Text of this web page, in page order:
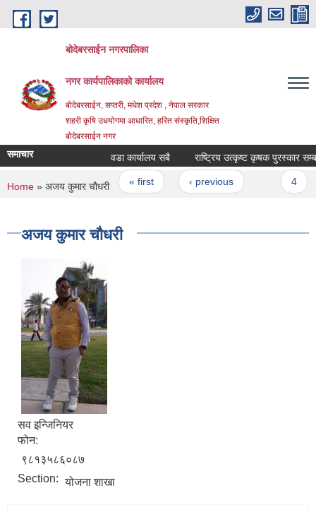
Skip to main content
बोदेबरसाईन नगरपालिका
नगर कार्यपालिकाको कार्यालय
बोदेबरसाईन, सप्तरी, मधेश प्रदेश , नेपाल सरकार
शहरी कृषि उधयोगमा आधारित, हरित संस्कृति,शिक्षित
बोदेबरसाईन नगर
समाचार वडा कार्यालय सबै राष्ट्रिय उत्कृष्ट कृषक पुरस्कार
Pages
« first ‹ previous
You are here
Home » अजय कुमार चौधरी
अजय कुमार चौधरी
सव इन्जिनियर
फोन:
९८१३५८६०८७
Section: योजना शाखा